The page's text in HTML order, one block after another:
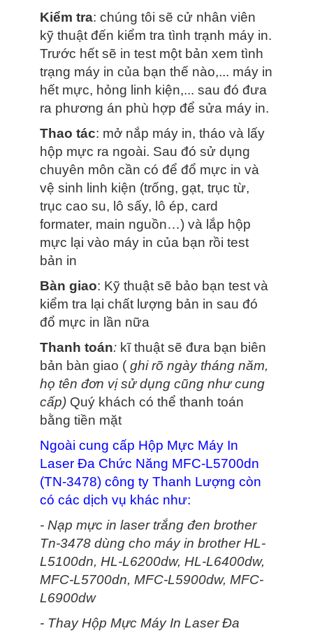
Kiểm tra: chúng tôi sẽ cử nhân viên
kỹ thuật đến kiểm tra tình trạnh máy in.
Trước hết sẽ in test một bản xem tình
trạng máy in của bạn thế nào,... máy in
hết mực, hỏng linh kiện,... sau đó đưa
ra phương án phù hợp để sửa máy in.
Thao tác: mở nắp máy in, tháo và lấy
hộp mực ra ngoài. Sau đó sử dụng
chuyên môn cần có để đổ mực in và
vệ sinh linh kiện (trống, gạt, trục từ,
trục cao su, lô sấy, lô ép, card
formater, main nguồn…) và lắp hộp
mực lại vào máy in của bạn rồi test
bản in
Bàn giao: Kỹ thuật sẽ bảo bạn test và
kiểm tra lại chất lượng bản in sau đó
đổ mực in lần nữa
Thanh toán: kĩ thuật sẽ đưa bạn biên
bản bàn giao (ghi rõ ngày tháng năm,
họ tên đơn vị sử dụng cũng như cung
cấp) Quý khách có thể thanh toán
bằng tiền mặt
Ngoài cung cấp Hộp Mực Máy In
Laser Đa Chức Năng MFC-L5700dn
(TN-3478) công ty Thanh Lượng còn
có các dịch vụ khác như:
- Nạp mực in laser trắng đen brother
Tn-3478 dùng cho máy in brother HL-
L5100dn, HL-L6200dw, HL-L6400dw,
MFC-L5700dn, MFC-L5900dw, MFC-
L6900dw
- Thay Hộp Mực Máy In Laser Đa